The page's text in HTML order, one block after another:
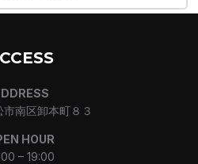
南区卸本町８３
HOUR
– 19:00